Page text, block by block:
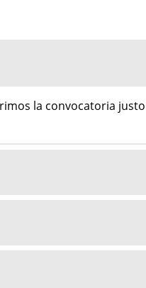
la convocatoria